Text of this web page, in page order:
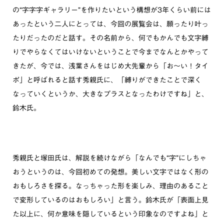
の“字字字ギャラリー”を作りたいという構想が3年くらい前には
あったという二人にとっては、今回の展覧会は、願ったり叶っ
たりだったのだと話す。その名前から、何でもかんでも文字縛
りでやらなくてはいけないということで今までなんとかやって
きたが、今では、浅葉さんをはじめ大先輩から「お〜い！タイ
ポ」と呼ばれると話す秀親氏に、「縛りができたことで深く
なっていくというか、大きなプラスとなったわけですね」と、
鈴木氏。
秀親氏と塚田氏は、解説を続けながら「なんでも“字”にしちゃ
おうというのは、今回初めての発想。美しい文字ではなく形の
おもしろさを探る。なっちゃった形を楽しみ、理由のあること
で変形しているのはおもしろい」と言う。鈴木氏が「表面上見
た以上に、何か意味を隠しているという印象なのですよね」と